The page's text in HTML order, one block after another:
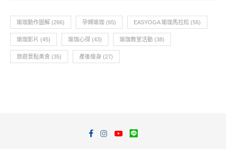
瑜珈動作圖解 (266) 孕婦瑜珈 (65) EASYOGA 瑜珈馬拉松 (56)
瑜珈影片 (45) 瑜珈心得 (43) 瑜珈教室活動 (38)
旅遊景點美食 (35) 產後瘦身 (27)